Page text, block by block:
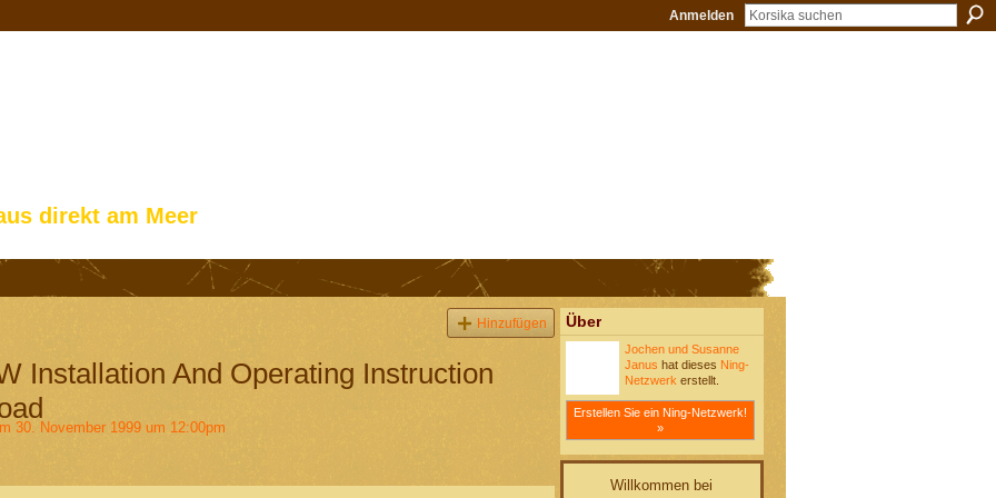
Anmelden
direkt am Meer
Hinzufügen
Installation And Operating Instruction
30. November 1999 um 12:00pm
Über
Jochen und Susanne
Janus hat dieses Ning-
Netzwerk erstellt.
Erstellen Sie ein Ning-Netzwerk!
»
Willkommen bei